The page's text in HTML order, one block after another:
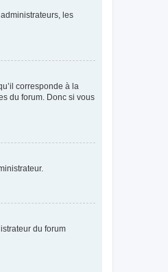
les
corresponde à la
du forum. Donc si vous
du forum